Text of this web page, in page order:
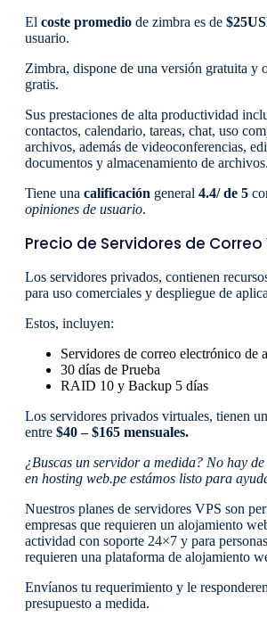
El coste promedio de zimbra es de
usuario.
Zimbra, dispone de una versión gratuita y
gratis.
Sus prestaciones de alta productividad
contactos, calendario, tareas, chat, uso
archivos, además de videoconferencias,
documentos y almacenamiento de archivos.
Tiene una calificación general 4.4/ de 5
opiniones de usuario.
Precio de Servidores de Correo
Los servidores privados, contienen
para uso comerciales y despliegue de
Estos, incluyen:
Servidores de correo electrónico de
30 días de Prueba
RAID 10 y Backup 5 días
Los servidores privados virtuales, tienen un
entre $40 – $165 mensuales.
¿Buscas un servidor a medida? No hay de
en hosting web.pe estámos listo para
Nuestros planes de servidores VPS son
empresas que requieren un alojamiento
actividad con soporte 24×7 y para
requieren una plataforma de alojamiento
Envíanos tu requerimiento y le
presupuesto a medida.